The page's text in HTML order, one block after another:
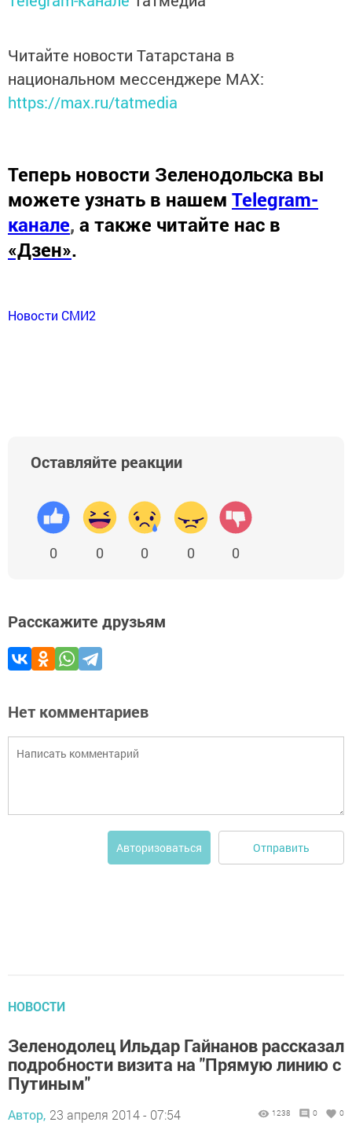
Читайте новости Татарстана в
национальном мессенджере MАХ:
https://max.ru/tatmedia
Теперь новости Зеленодольска вы
можете узнать в нашем Telegram-
канале, а также читайте нас в
«Дзен».
Новости СМИ2
Оставляйте реакции
0 0 0 0 0
Расскажите друзьям
Нет комментариев
Авторизоваться Отправить
НОВОСТИ
Зеленодолец Ильдар Гайнанов рассказал
подробности визита на "Прямую линию с
Путиным"
Автор, 23 апреля 2014 - 07:54 1238 0 0